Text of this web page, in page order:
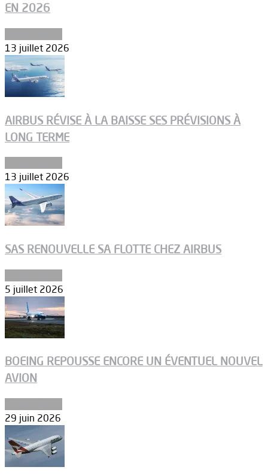
EN 2026
13 juillet 2026
AIRBUS RÉVISE À LA BAISSE SES PRÉVISIONS À
LONG TERME
13 juillet 2026
SAS RENOUVELLE SA FLOTTE CHEZ AIRBUS
5 juillet 2026
BOEING REPOUSSE ENCORE UN ÉVENTUEL NOUVEL
AVION
29 juin 2026